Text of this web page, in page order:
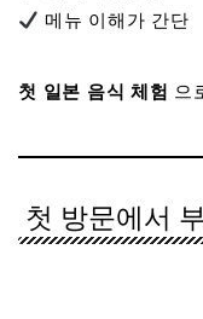
메뉴 이해가 간단
첫 일본 음식 체험 으
첫 방문에서